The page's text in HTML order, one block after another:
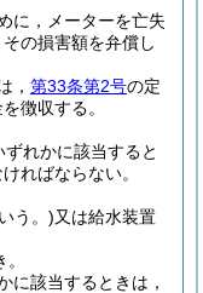
に，メーターを亡失
の損害額を弁償し
， 第33条第2号の定
徴収する。
ずれかに該当すると
ればならない。
う。)又は給水装置
に該当するときは，